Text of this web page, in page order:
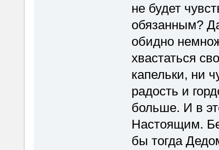
не будет
обязанным?
обидно
хвастаться
капельки, ни
радость и
больше. И в
Настоящим.
бы тогда